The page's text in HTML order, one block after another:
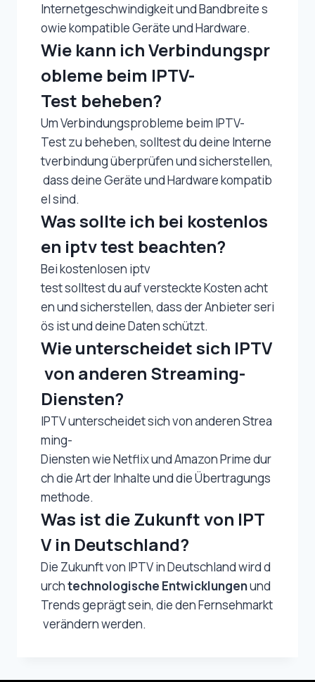
Internetgeschwindigkeit und Bandbreite s
owie kompatible Geräte und Hardware.
Wie kann ich Verbindungspr
obleme beim IPTV-
Test beheben?
Um Verbindungsprobleme beim IPTV-
Test zu beheben, solltest du deine Interne
tverbindung überprüfen und sicherstellen,
dass deine Geräte und Hardware kompatib
el sind.
Was sollte ich bei kostenlos
en iptv test beachten?
Bei kostenlosen iptv
test solltest du auf versteckte Kosten acht
en und sicherstellen, dass der Anbieter seri
ös ist und deine Daten schützt.
Wie unterscheidet sich IPTV
von anderen Streaming-
Diensten?
IPTV unterscheidet sich von anderen Strea
ming-
Diensten wie Netflix und Amazon Prime dur
ch die Art der Inhalte und die Übertragungs
methode.
Was ist die Zukunft von IPT
V in Deutschland?
Die Zukunft von IPTV in Deutschland wird d
urchtechnologische Entwicklungenund
Trends geprägt sein, die den Fernsehmarkt
verändern werden.